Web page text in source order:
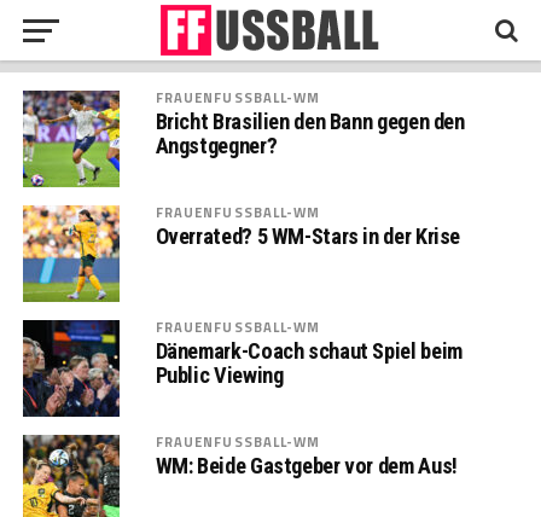
FRAUENFUSSBALL-WM
Bricht Brasilien den Bann gegen den
Angstgegner?
FRAUENFUSSBALL-WM
Overrated? 5 WM-Stars in der Krise
FRAUENFUSSBALL-WM
Dänemark-Coach schaut Spiel beim
Public Viewing
FRAUENFUSSBALL-WM
WM: Beide Gastgeber vor dem Aus!